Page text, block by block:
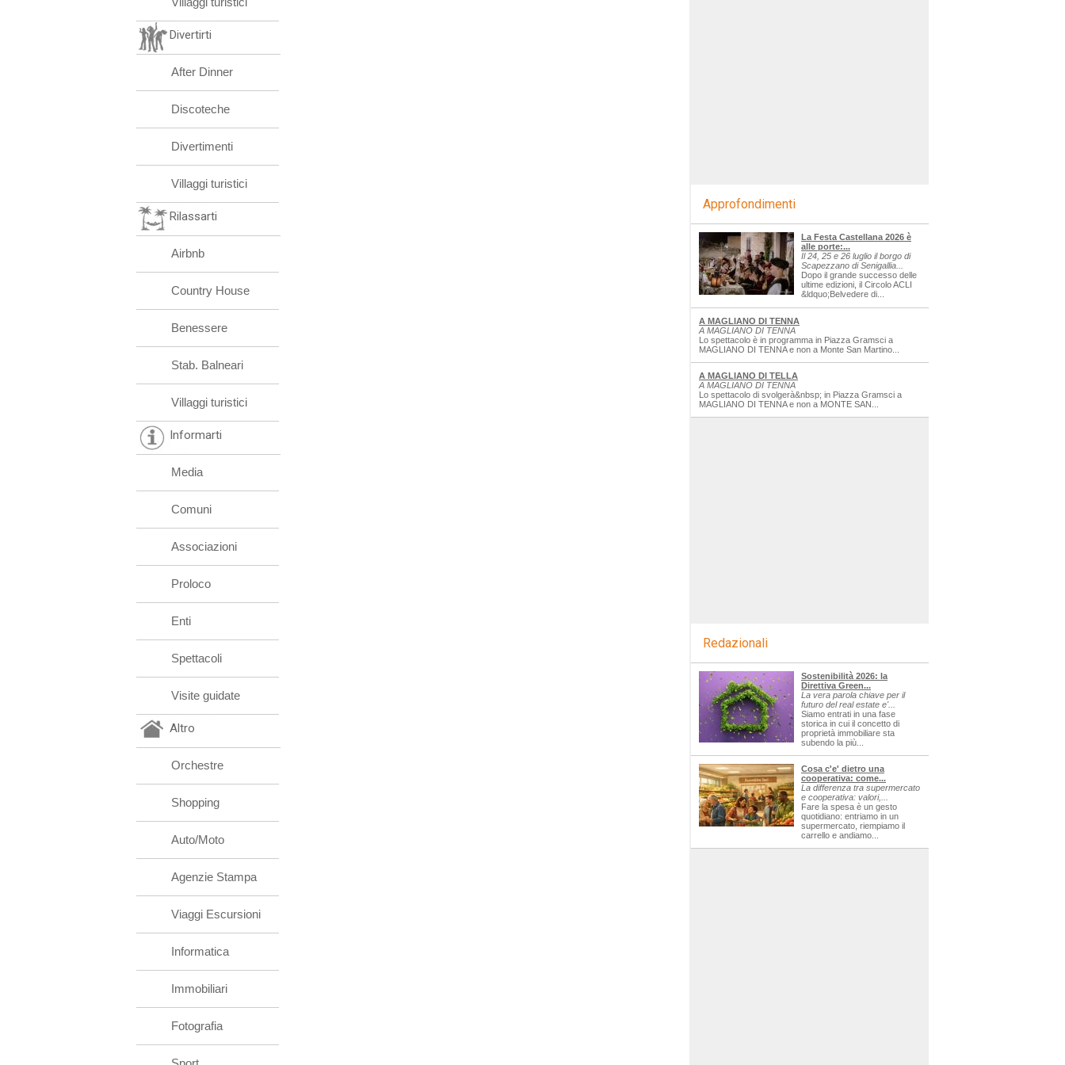
Divertirti
After Dinner
Discoteche
Divertimenti
Villaggi turistici
Rilassarti
Airbnb
Country House
Benessere
Stab. Balneari
Villaggi turistici
Informarti
Media
Comuni
Associazioni
Proloco
Enti
Spettacoli
Visite guidate
Altro
Orchestre
Shopping
Auto/Moto
Agenzie Stampa
Viaggi Escursioni
Informatica
Immobiliari
Fotografia
Approfondimenti
La Festa Castellana 2026 è
alle porte:...
Il 24, 25 e 26 luglio il borgo di
Scapezzano di Senigallia...
Dopo il grande successo delle
ultime edizioni, il Circolo ACLI
&ldquo;Belvedere di...
A MAGLIANO DI TENNA
A MAGLIANO DI TENNA
Lo spettacolo è in programma in Piazza Gramsci a
MAGLIANO DI TENNA e non a Monte San Martino...
A MAGLIANO DI TELLA
A MAGLIANO DI TENNA
Lo spettacolo di svolgerà&nbsp; in Piazza Gramsci a
MAGLIANO DI TENNA e non a MONTE SAN...
Redazionali
Sostenibilità 2026: la
Direttiva Green...
La vera parola chiave per il
futuro del real estate e'...
Siamo entrati in una fase
storica in cui il concetto di
proprietà immobiliare sta
subendo la più...
Cosa c'e' dietro una
cooperativa: come...
La differenza tra supermercato
e cooperativa: valori,...
Fare la spesa è un gesto
quotidiano: entriamo in un
supermercato, riempiamo il
carrello e andiamo...